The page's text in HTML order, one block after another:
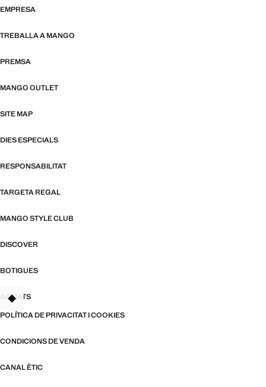
EMPRESA
TREBALLA A MANGO
PREMSA
MANGO OUTLET
SITE MAP
DIES ESPECIALS
RESPONSABILITAT
TARGETA REGAL
MANGO STYLE CLUB
DISCOVER
BOTIGUES
AFILIATS
POLÍTICA DE PRIVACITAT I COOKIES
CONDICIONS DE VENDA
CANAL ÈTIC